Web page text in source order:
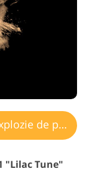
de pulbere
"Lilac Tune"